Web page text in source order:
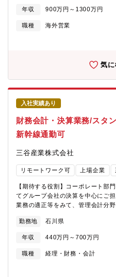
います。また、営業メンバー7名
強化・売上拡大・グローバル展開
層に近い立場で意思決定に関わり
の立案および実行■営業組織（7名
る販路拡大・パートナー開拓■重
応■CSOへのレポーティングおよ
算管理・営業オペレーション改善
の推進【魅力】■世界初の製造AI
化・人手不足という製造業の根本
ギノマシンと共同で開発した完全
2024年より量産開始し、AI×装置
アメリカ・インドを含む海外市場
ます。■中期的にIPO（上場）を視
ト可、高速通勤可能【 プロダクト
種少量生産の精密加工現場におい
ングを可能にした製造業向けAIソ
ードまで自動生成。2022年「
賞」「起業家万博 総務大臣賞」な
ARUMCODEを頭脳に搭載し、
工の12工程を完全自動化した次世
品発注・補正入力までを全自動化
年収 900万円～1300万円
職種
海外営業
気に
入社実績あり
財務会計・決算業務/スタ
新幹線通勤可
三谷産業株式会社
リモートワーク可 上場企業
【期待する役割】コーポレート部
てグループ会社の決算を中心にご
業務の適正等をみて、管理会計分
の取りまとめ（単体・連結補助）■
ビュー、論点整理、修正指示■会
方針の整理・展開■監査法人対応
情報】コーポレート本部グループ
勤務地 石川県
年収 440万円～700万円
職種
経理・財務・会計